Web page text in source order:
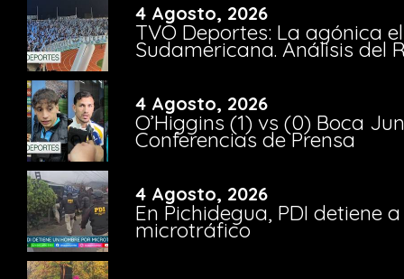
4 Agosto, 2026
TVO Deportes: La agónica
Sudamericana. Análisis del
4 Agosto, 2026
O’Higgins (1) vs (0) Boca
Conferencias de Prensa
4 Agosto, 2026
En Pichidegua, PDI detiene
microtráfico